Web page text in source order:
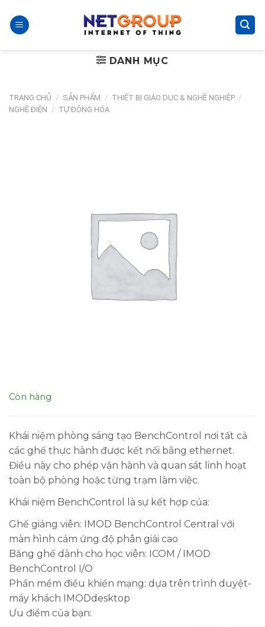
content
DANH MỤC
TRANG CHỦ / SẢN PHẨM / THIẾT BỊ GIÁO DỤC & NGHỀ NGHIỆP /
NGHỀ ĐIỆN / TỰ ĐỘNG HÓA
Còn hàng
Khái niệm phòng sáng tạo BenchControl nơi tất cả
các ghế thực hành được kết nối bằng ethernet.
Điều này cho phép vận hành và quan sát linh hoạt
toàn bộ phòng hoặc từng trạm làm việc.
Khái niệm BenchControl là sự kết hợp của:
Ghế giảng viên: IMOD BenchControl Central với
màn hình cảm ứng độ phân giải cao
Băng ghế dành cho học viên: ICOM / IMOD
BenchControl I/O
Phần mềm điều khiển mạng: dựa trên trình duyệt-
máy khách IMODdesktop
Ưu điểm của bạn: